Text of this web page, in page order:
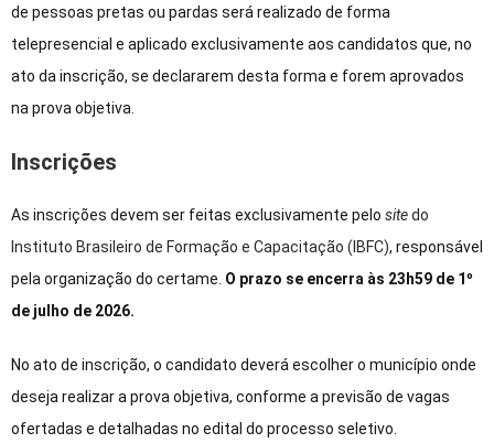
de pessoas pretas ou pardas será realizado de forma
telepresencial e aplicado exclusivamente aos candidatos que, no
ato da inscrição, se declararem desta forma e forem aprovados
na prova objetiva.
Inscrições
As inscrições devem ser feitas exclusivamente pelo sitedo
Instituto Brasileiro de Formação e Capacitação (IBFC), responsável
pela organização do certame. O prazo se encerra às 23h59 de 1º
de julho de 2026.
No ato de inscrição, o candidato deverá escolher o município onde
deseja realizar a prova objetiva, conforme a previsão de vagas
ofertadas e detalhadas no edital do processo seletivo.